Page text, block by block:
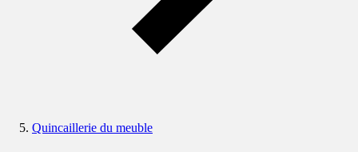
Quincaillerie du meuble